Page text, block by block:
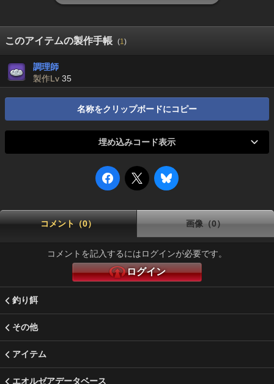
このアイテムの製作手帳 (1)
調理師
製作Lv 35
名称をクリップボードにコピー
埋め込みコード表示
コメント（0） 画像（0）
コメントを記入するにはログインが必要です。
ログイン
釣り餌
その他
アイテム
エオルゼアデータベース